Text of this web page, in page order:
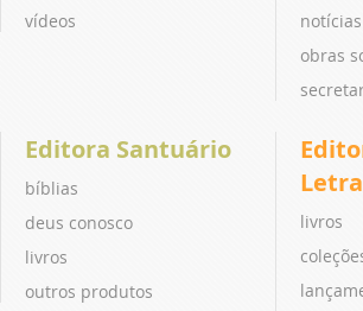
vídeos
notícias
obras
Editora Santuário
bíblias
deus conosco
livros
outros produtos
livros